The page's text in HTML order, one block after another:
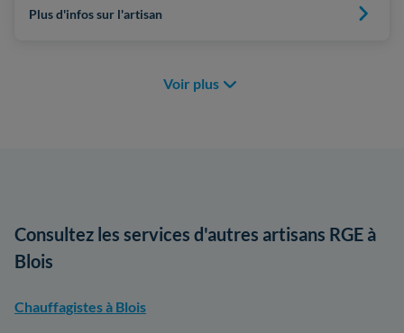
Plus d'infos sur l'artisan
Voir plus
Consultez les services d'autres artisans RGE à
Blois
Chauffagistes à Blois